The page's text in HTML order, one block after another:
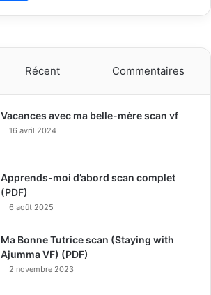
Récent Commentaires
Vacances avec ma belle-mère scan vf
16 avril 2024
Apprends-moi d’abord scan complet
(PDF)
6 août 2025
Ma Bonne Tutrice scan (Staying with
Ajumma VF) (PDF)
2 novembre 2023